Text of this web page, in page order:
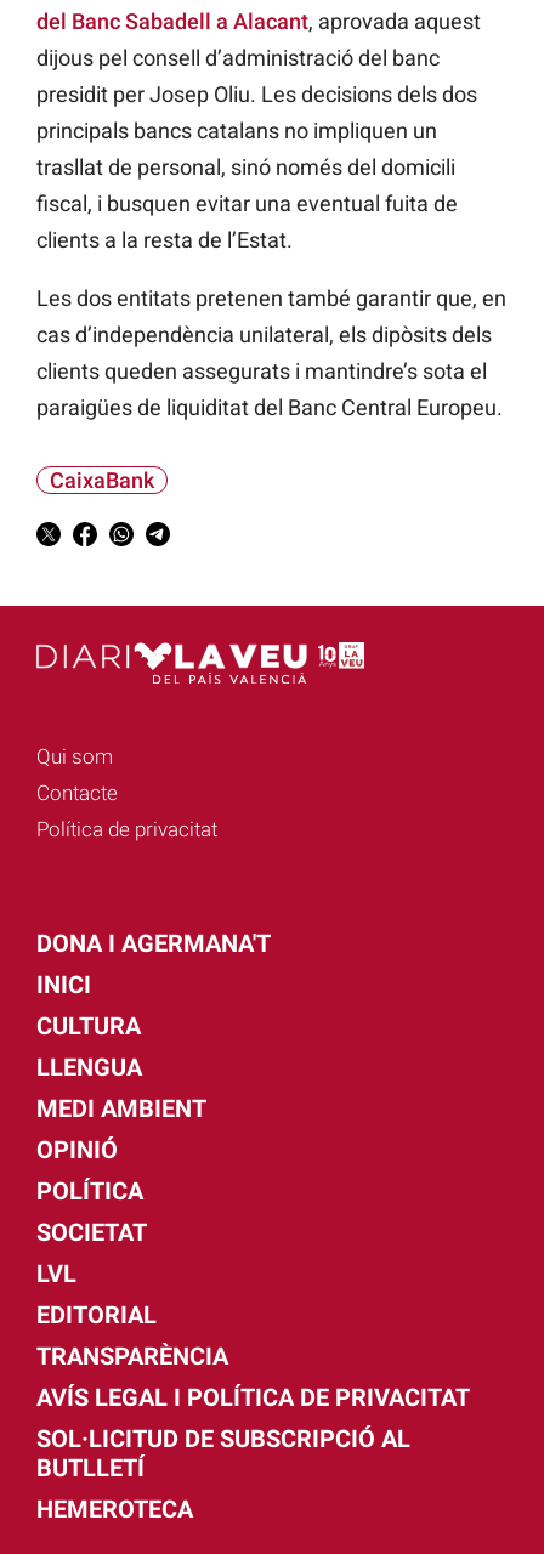
del Banc Sabadell a Alacant, aprovada aquest
dijous pel consell d’administració del banc
presidit per Josep Oliu. Les decisions dels dos
principals bancs catalans no impliquen un
trasllat de personal, sinó només del domicili
fiscal, i busquen evitar una eventual fuita de
clients a la resta de l’Estat.
Les dos entitats pretenen també garantir que, en
cas d’independència unilateral, els dipòsits dels
clients queden assegurats i mantindre’s sota el
paraigües de liquiditat del Banc Central Europeu.
CaixaBank
Qui som
Contacte
Política de privacitat
DONA I AGERMANA'T
INICI
CULTURA
LLENGUA
MEDI AMBIENT
OPINIÓ
POLÍTICA
SOCIETAT
LVL
EDITORIAL
TRANSPARÈNCIA
AVÍS LEGAL I POLÍTICA DE PRIVACITAT
SOL·LICITUD DE SUBSCRIPCIÓ AL
BUTLLETÍ
HEMEROTECA